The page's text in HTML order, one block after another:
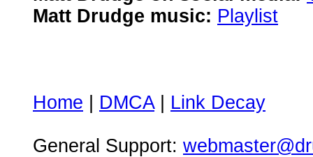
Matt Drudge music: Playlist
Home DMCA| Link Decay
General Support: